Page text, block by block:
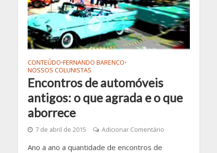
CONTEÚDO•FERNANDO BARENCO•
NOSSOS COLUNISTAS
Encontros de automóveis
antigos: o que agrada e o que
aborrece
7 de abril de 2015 Adicionar Comentário
Ano a ano a quantidade de encontros de